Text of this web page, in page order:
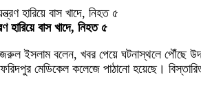
হারিয়ে বাস খাদে, নিহত ৫
ইসলাম বলেন, খবর পেয়ে ঘটনাস্থলে পৌঁছে
মেডিকেল কলেজে পাঠানো হয়েছে।